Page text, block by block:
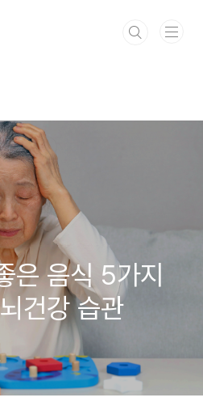
은 음식 5가지
건강 습관